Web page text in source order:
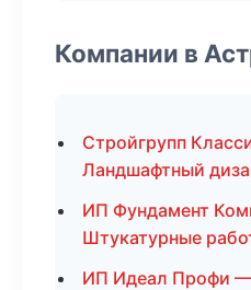
Компании в
Стройгрупп
Ландшафтный
ИП Фундамент
Штукатурные
ИП Идеал Профи —